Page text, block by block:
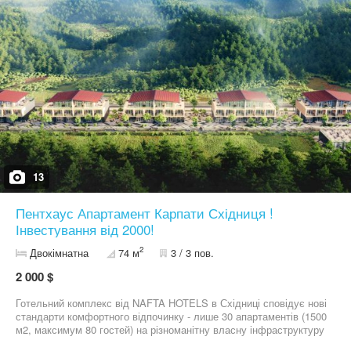
13
Пентхаус Апартамент Карпати Східниця !
Інвестування від 2000!
Двокімнатна 74 м2 3 / 3 пов.
2 000 $
Готельний комплекс від NAFTA HOTELS в Східниці сповідує нові
стандарти комфортного відпочинку - лише 30 апартаментів (1500
м2, максимум 80 гостей) на різноманітну власну інфраструктуру